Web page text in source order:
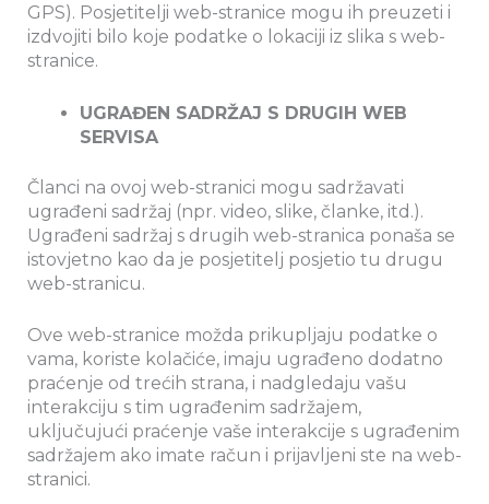
GPS). Posjetitelji web-stranice mogu ih preuzeti i
izdvojiti bilo koje podatke o lokaciji iz slika s web-
stranice.
UGRAĐEN SADRŽAJ S DRUGIH WEB
SERVISA
Članci na ovoj web-stranici mogu sadržavati
ugrađeni sadržaj (npr. video, slike, članke, itd.).
Ugrađeni sadržaj s drugih web-stranica ponaša se
istovjetno kao da je posjetitelj posjetio tu drugu
web-stranicu.
Ove web-stranice možda prikupljaju podatke o
vama, koriste kolačiće, imaju ugrađeno dodatno
praćenje od trećih strana, i nadgledaju vašu
interakciju s tim ugrađenim sadržajem,
uključujući praćenje vaše interakcije s ugrađenim
sadržajem ako imate račun i prijavljeni ste na web-
stranici.